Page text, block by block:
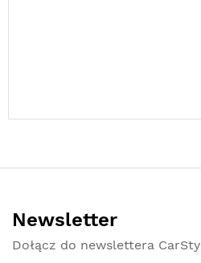
Newsletter
Dołącz do newslettera